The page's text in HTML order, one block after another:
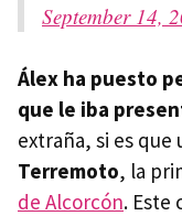
September 14,
Álex ha puesto
que le iba
extraña, si es que
Terremoto, la
de Alcorcón. Este